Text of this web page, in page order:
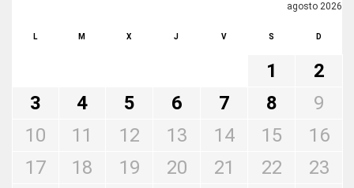
agosto 2026
L M X J V S D
1
2
3
4 5 6 7 8
9
10
11 12 13 14 15
16
17
18 19 20 21 22
23